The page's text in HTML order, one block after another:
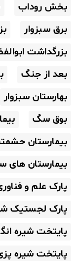
بخش روداب
برق سبزوار
بزرگداشت
بعد از جنگ
بهارستان سبزوار
بوق سگ
بیمارستان
بیمارستان های
پارک علم و
پارک لجستیک
پایتخت شیره
پایتخت شیره